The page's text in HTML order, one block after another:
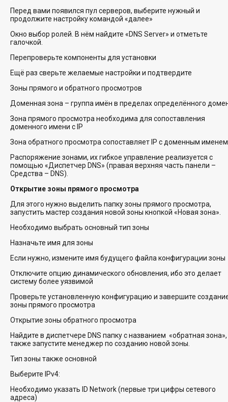
Перед вами появился пул серверов, выберите нужный и
продолжите настройку командой «далее»
Окно выбор ролей. В нём найдите «DNS Server» и отметьте
галочкой.
Перепроверьте компоненты для установки
Ещё раз сверьте желаемые настройки и подтвердите
Зоны прямого и обратного просмотров
Доменная зона – группа имён в пределах определённого
Зона прямого просмотра необходима для сопоставления
доменного имени с IP
Зона обратного просмотра сопоставляет IP с доменным именем
Распоряжение зонами, их гибкое управление реализуется с
помощью «Диспетчер DNS» (правая верхняя часть панели –
Средства – DNS).
Открытие зоны прямого просмотра
Для этого нужно выделить папку зоны прямого просмотра,
запустить мастер создания новой зоны кнопкой «Новая зона».
Необходимо выбрать основный тип зоны
Назначьте имя для зоны
Если нужно, измените имя будущего файла конфигурации зоны
Отключите опцию динамического обновления, ибо это делает
систему более уязвимой
Проверьте установленную конфигурацию и завершите
зоны прямого просмотра
Открытие зоны обратного просмотра
Найдите в диспетчере DNS папку с названием «обратная зона»,
также запустите менеджер по созданию новой зоны.
Тип зоны также основной
Выберите IPv4:
Необходимо указать ID Network (первые три цифры сетевого
адреса)